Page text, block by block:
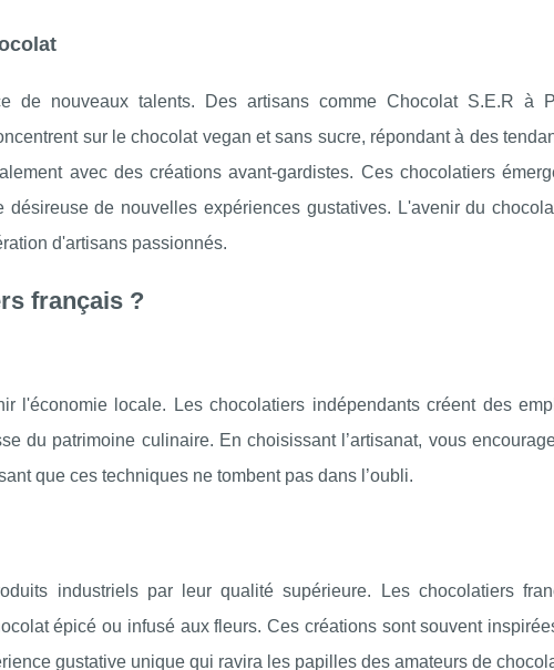
de nouveaux talents. Des artisans comme Chocolat S.E.R à
sur le chocolat vegan et sans sucre, répondant à des
avec des créations avant-gardistes. Ces chocolatiers
de nouvelles expériences gustatives. L'avenir du
d'artisans passionnés.
français ?
l'économie locale. Les chocolatiers indépendants créent des
du patrimoine culinaire. En choisissant l’artisanat, vous
que ces techniques ne tombent pas dans l’oubli.
industriels par leur qualité supérieure. Les chocolatiers
épicé ou infusé aux fleurs. Ces créations sont souvent
gustative unique qui ravira les papilles des amateurs de